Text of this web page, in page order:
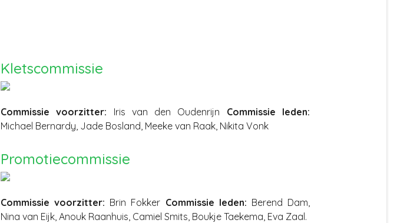
Kletscommissie
Commissie voorzitter: Iris van den Oudenrijn
Commissie leden:
Michael Bernardy, Jade Bosland, Meeke van Raak, Nikita Vonk
Promotiecommissie
Commissie voorzitter: Brin Fokker Commissie leden: Berend Dam,
Nina van Eijk, Anouk Raanhuis, Camiel Smits, Boukje Taekema, Eva Zaal.